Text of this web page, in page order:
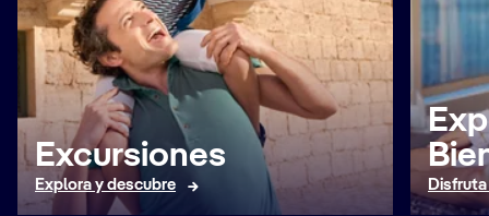
Excursiones
Explora y descubre